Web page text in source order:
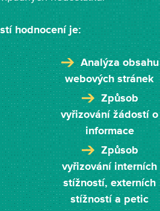
hodnocení je:
Analýza obsahu
webových stránek
Způsob
vyřizování žádostí o
informace
Způsob
vyřizování interních
stížností, externích
stížností a petic